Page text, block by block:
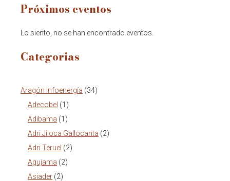
Próximos eventos
Lo siento, no se han encontrado eventos.
Categorias
Aragón Infoenergía (34)
Adecobel (1)
Adibama (1)
Adri Jiloca Gallocanta (2)
Adri Teruel (2)
Agujama (2)
Asiader (2)